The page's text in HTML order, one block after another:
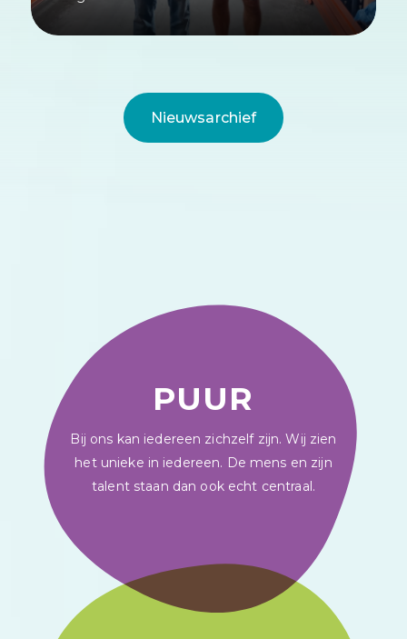
Nieuwsarchief
PUUR
Bij ons kan iedereen zichzelf zijn. Wij zien
het unieke in iedereen. De mens en zijn
talent staan dan ook echt centraal.